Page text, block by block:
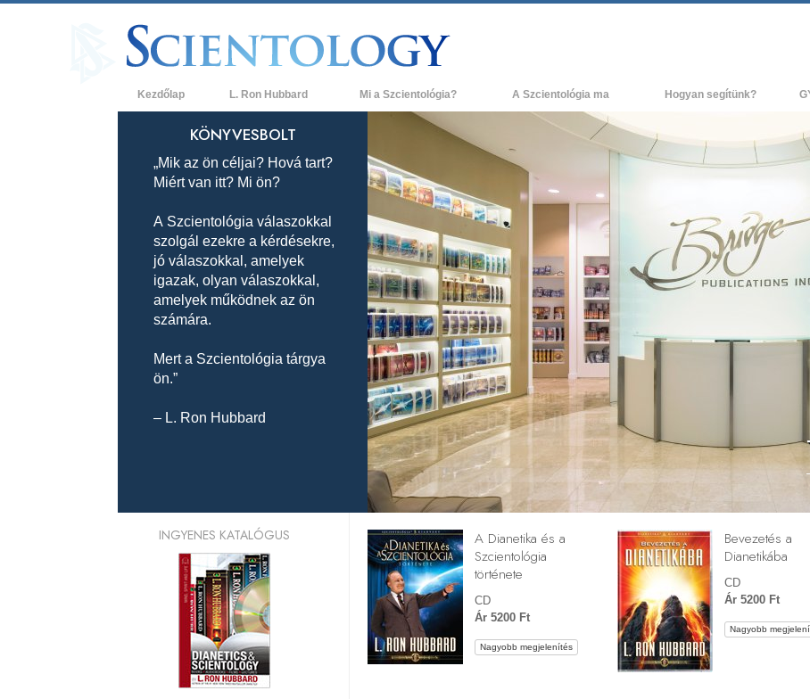
Kezdőlap L. Ron Hubbard Mi a Szcientológia?
Hittételek és gyakorlatok
A Szcientológia hitvallásai és kódexei
Mit mondanak a szcientológusok
a Szcientológiáról?
Ismerjen meg egy szcientológust!
Látogatás egy egyházban
A Szcientológia alapelvei
Bevezetés a Dianetikába
Szeretet és gyűlölet –
Mi a nagyság?
A Szcientológia ma
Szcientológia egyházak
Új Szcientológia egyházak
Haladó szervezetek
Flag Szárazföldi Bázis
Freewinds
Eljuttatjuk a világnak a Szcientológiát
David Miscavige - A Szcientológia vallás
vezetője
Hogyan segítünk?
A
KÖNYVESBOLT
„Mik az ön céljai? Hová tart?
Miért van itt? Mi ön?
A Szcientológia válaszokkal
szolgál ezekre a kérdésekre,
jó válaszokkal, amelyek
igazak, olyan válaszokkal,
amelyek működnek az ön
számára.
Mert a Szcientológia tárgya
ön.”
– L. Ron Hubbard
A Dianetika és a
Szcientológia
története
CD
Ár 5200 Ft
Nagyobb megjelenítés
Bevezetés a
Dianetikába
CD
Ár 5200 Ft
Nagyobb
INGYENES KATALÓGUS